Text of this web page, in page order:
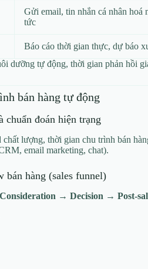
Gửi email, tin nhắn cá nhân hoá
tức
Báo cáo thời gian thực, dự báo
dưỡng tự động, thời gian phản hồi
bán hàng tự động
đoán hiện trạng
lượng, thời gian chu trình bán
email marketing, chat).
hàng (sales funnel)
→ Decision →